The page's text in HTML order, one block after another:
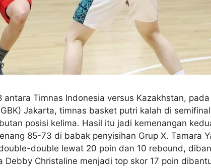
Timnas Indonesia versus Kazakhstan,
Jakarta, timnas basket putri kalah di
posisi kelima. Hasil itu jadi kemenangan
85-73 di babak penyisihan Grup X. Tamara
double lewat 20 poin dan 10 rebound,
Debby Christaline menjadi top skor 17 poin